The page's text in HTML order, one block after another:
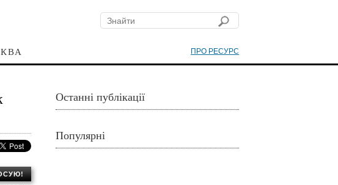
ПРО РЕСУРС
Останні публікації
Популярні